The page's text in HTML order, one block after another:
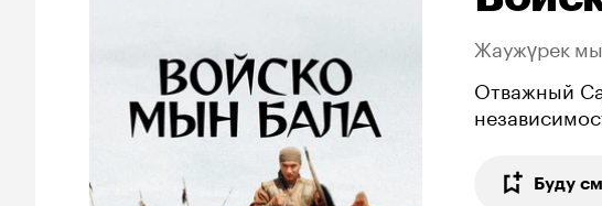
Жаужүрек
Отважный
Буду